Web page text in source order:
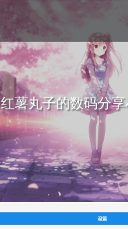
红薯丸子的数码分